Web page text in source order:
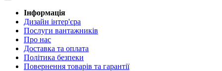
Інформація
Дизайн інтер'єра
Послуги вантажників
Про нас
Доставка та оплата
Політика безпеки
Повернення товарів та гарантії